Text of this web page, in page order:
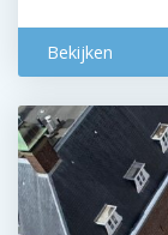
Bekijken